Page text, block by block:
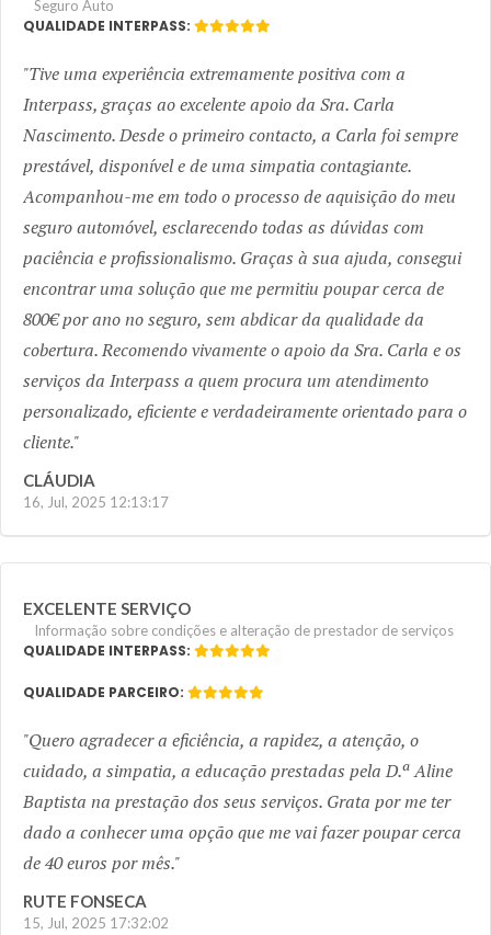
Seguro Auto
QUALIDADE INTERPASS:
Tive uma experiência extremamente positiva com a
Interpass, graças ao excelente apoio da Sra. Carla
Nascimento. Desde o primeiro contacto, a Carla foi sempre
prestável, disponível e de uma simpatia contagiante.
Acompanhou-me em todo o processo de aquisição do meu
seguro automóvel, esclarecendo todas as dúvidas com
paciência e profissionalismo. Graças à sua ajuda, consegui
encontrar uma solução que me permitiu poupar cerca de
800€ por ano no seguro, sem abdicar da qualidade da
cobertura. Recomendo vivamente o apoio da Sra. Carla e os
serviços da Interpass a quem procura um atendimento
personalizado, eficiente e verdadeiramente orientado para o
cliente.
CLÁUDIA
16, Jul, 2025 12:13:17
EXCELENTE SERVIÇO
Informação sobre condições e alteração de prestador de serviços
QUALIDADE INTERPASS:
QUALIDADE PARCEIRO:
Quero agradecer a eficiência, a rapidez, a atenção, o
cuidado, a simpatia, a educação prestadas pela D.ª Aline
Baptista na prestação dos seus serviços. Grata por me ter
dado a conhecer uma opção que me vai fazer poupar cerca
de 40 euros por mês.
RUTE FONSECA
15, Jul, 2025 17:32:02